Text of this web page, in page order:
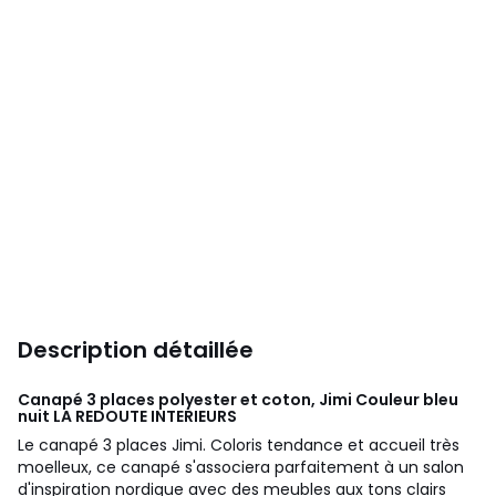
Description détaillée
Canapé 3 places polyester et coton, Jimi Couleur bleu
nuit LA REDOUTE INTERIEURS
Le canapé 3 places Jimi. Coloris tendance et accueil très
moelleux, ce canapé s'associera parfaitement à un salon
d'inspiration nordique avec des meubles aux tons clairs